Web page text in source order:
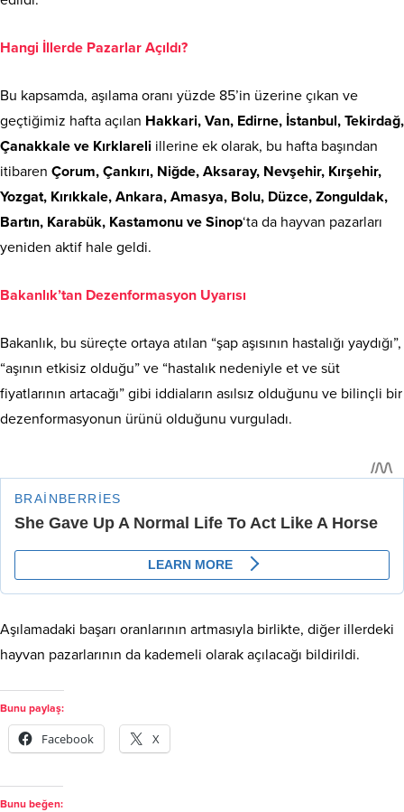
Hangi İllerde Pazarlar Açıldı?
Bu kapsamda, aşılama oranı yüzde 85’in üzerine çıkan ve
geçtiğimiz hafta açılan Hakkari, Van, Edirne, İstanbul, Tekirdağ,
Çanakkale ve Kırklareli illerine ek olarak, bu hafta başından
itibaren Çorum, Çankırı, Niğde, Aksaray, Nevşehir, Kırşehir,
Yozgat, Kırıkkale, Ankara, Amasya, Bolu, Düzce, Zonguldak,
Bartın, Karabük, Kastamonu ve Sinop‘ta da hayvan pazarları
yeniden aktif hale geldi.
Bakanlık’tan Dezenformasyon Uyarısı
Bakanlık, bu süreçte ortaya atılan “şap aşısının hastalığı yaydığı”,
“aşının etkisiz olduğu” ve “hastalık nedeniyle et ve süt
fiyatlarının artacağı” gibi iddiaların asılsız olduğunu ve bilinçli bir
dezenformasyonun ürünü olduğunu vurguladı.
Aşılamadaki başarı oranlarının artmasıyla birlikte, diğer illerdeki
hayvan pazarlarının da kademeli olarak açılacağı bildirildi.
Bunu paylaş:
Facebook X
Bunu beğen: